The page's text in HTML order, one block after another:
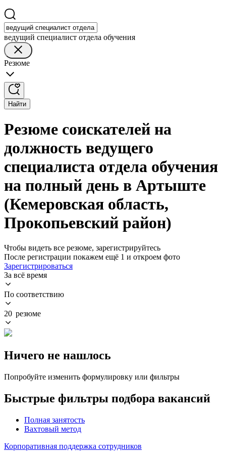
ведущий специалист отдела обучения
Резюме
Найти
Резюме соискателей на
должность ведущего
специалиста отдела обучения
на полный день в Артыште
(Кемеровская область,
Прокопьевский район)
Чтобы видеть все резюме, зарегистрируйтесь
После регистрации покажем ещё 1 и откроем фото
Зарегистрироваться
За всё время
По соответствию
20 резюме
Ничего не нашлось
Попробуйте изменить формулировку или фильтры
Быстрые фильтры подбора вакансий
Полная занятость
Вахтовый метод
Корпоративная поддержка сотрудников